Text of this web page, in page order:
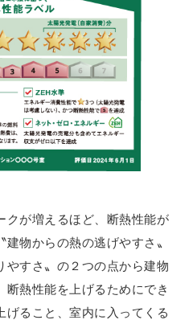
が増えるほど、断熱性能が
物からの熱の逃げやすさ〟
やすさ〟の２つの点から建物
熱性能を上げるためにでき
げること、室内に入ってくる